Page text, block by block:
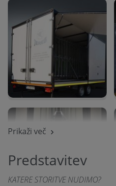
Prikaži več
Predstavitev
KATERE STORITVE NUDIMO?